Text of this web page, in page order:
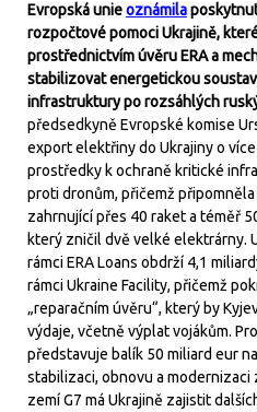
Evropská unieoznámila
rozpočtové pomoci Ukrajině,
prostřednictvím úvěru ERA a
stabilizovat energetickou
infrastruktury po rozsáhlých
předsedkyně Evropské komise
export elektřiny do Ukrajiny o
prostředky k ochraně kritické
proti dronům, přičemž
zahrnující přes 40 raket a téměř
který zničil dvě velké elektrárny.
rámci ERA Loans obdrží 4,1
rámci Ukraine Facility, přičemž
„reparačním úvěru“, který by
výdaje, včetně výplat vojákům.
představuje balík 50 miliard eur
stabilizaci, obnovu a modernizaci
zemí G7 má Ukrajině zajistit